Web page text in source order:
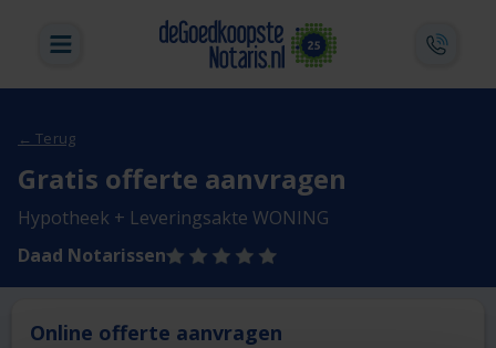
← Terug
Gratis offerte aanvragen
Hypotheek + Leveringsakte WONING
Daad Notarissen
Online offerte aanvragen